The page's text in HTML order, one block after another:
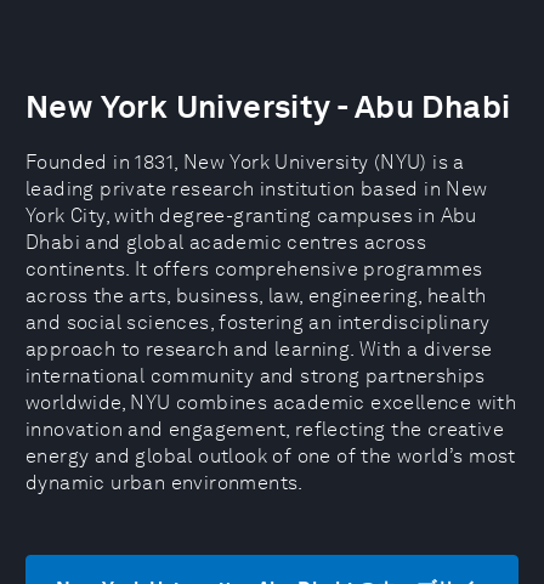
New York University - Abu Dhabi
Founded in 1831, New York University (NYU) is a
leading private research institution based in New
York City, with degree-granting campuses in Abu
Dhabi and global academic centres across
continents. It offers comprehensive programmes
across the arts, business, law, engineering, health
and social sciences, fostering an interdisciplinary
approach to research and learning. With a diverse
international community and strong partnerships
worldwide, NYU combines academic excellence with
innovation and engagement, reflecting the creative
energy and global outlook of one of the world’s most
dynamic urban environments.